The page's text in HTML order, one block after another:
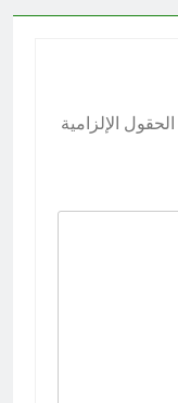
الحقول الإلزامية